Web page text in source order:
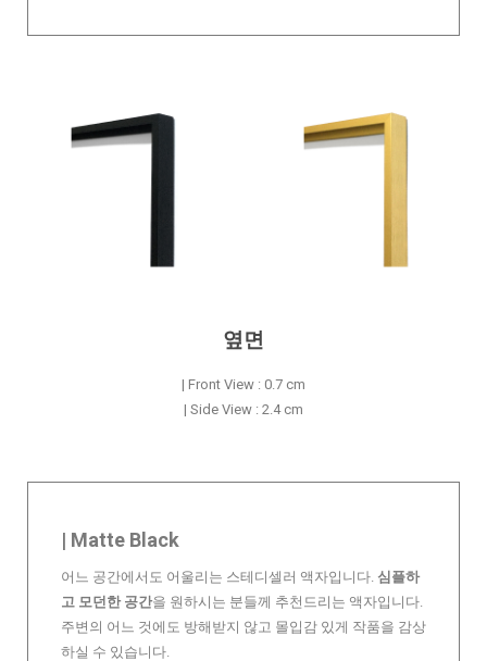
옆면
| Front View : 0.7 cm
| Side View : 2.4 cm
| Matte Black
어느 공간에서도 어울리는 스테디셀러 액자입니다. 심플하
고 모던한 공간을 원하시는 분들께 추천드리는 액자입니다.
주변의 어느 것에도 방해받지 않고 몰입감 있게 작품을 감상
하실 수 있습니다.